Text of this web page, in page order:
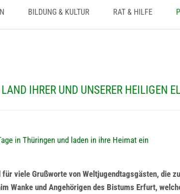
BILDUNG & KULTUR RAT & HILFE
IHRER UND UNSERER HEILIGEN
in Thüringen und laden in ihre Heimat ein
viele Grußworte von Weltjugendtagsgästen, die
Wanke und Angehörigen des Bistums Erfurt,